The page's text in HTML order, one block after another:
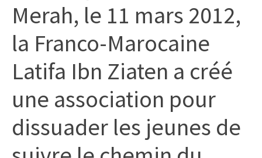
Merah, le 11 mars 2012,
la Franco-Marocaine
Latifa Ibn Ziaten a créé
une association pour
dissuader les jeunes de